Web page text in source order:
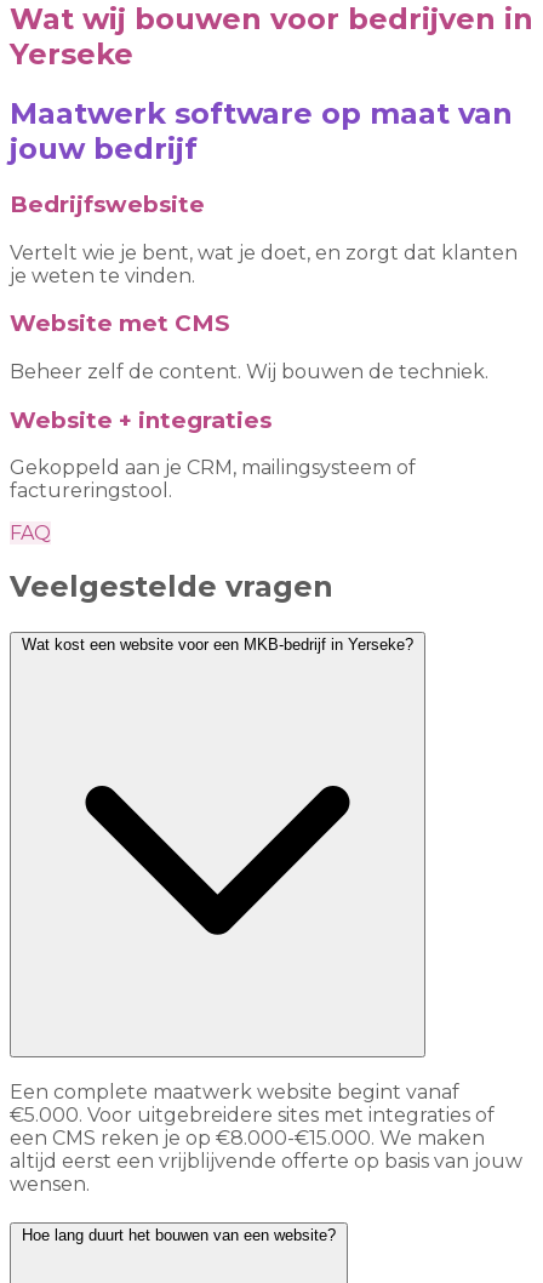
Wat wij bouwen voor bedrijven in
Yerseke
Maatwerk software op maat van
jouw bedrijf
Bedrijfswebsite
Vertelt wie je bent, wat je doet, en zorgt dat klanten
je weten te vinden.
Website met CMS
Beheer zelf de content. Wij bouwen de techniek.
Website + integraties
Gekoppeld aan je CRM, mailingsysteem of
factureringstool.
FAQ
Veelgestelde vragen
Wat kost een website voor een MKB-bedrijf in Yerseke?
Een complete maatwerk website begint vanaf
€5.000. Voor uitgebreidere sites met integraties of
een CMS reken je op €8.000-€15.000. We maken
altijd eerst een vrijblijvende offerte op basis van jouw
wensen.
Hoe lang duurt het bouwen van een website?